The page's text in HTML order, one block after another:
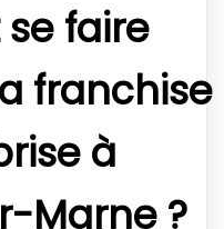
faire
franchise
à
Marne ?